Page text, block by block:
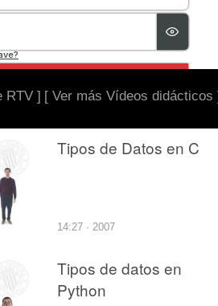
RTV ] [ Ver más Vídeos didácticos
Tipos de Datos en C
14:27 · 2007
Tipos de datos en
Python